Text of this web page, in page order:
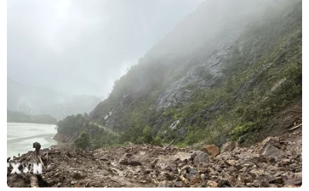
CƠ QUAN CHỦ QUẢN: THÔNG TẤN XÃ VIỆT NAM
Tổng Biên tập: TRẦN TIẾN DUẨN
Phó Tổng Biên tập: NGUYỄN THỊ TÁM, KHÚC THANH
THỦY
Sở hữu trí tuệ
Quy định sử dụng
RSS
Hỗ trợ